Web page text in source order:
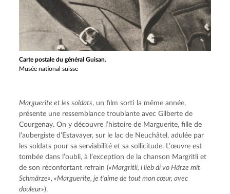
Carte postale du général Guisan.
Musée national suisse
Marguerite et les soldats, un film sorti la même année,
présente une ressemblance troublante avec Gilberte de
Courgenay. On y découvre l’histoire de Marguerite, fille de
l’aubergiste d’Estavayer, sur le lac de Neuchâtel, adulée par
les soldats pour sa serviabilité et sa sollicitude. L’œuvre est
tombée dans l’oubli, à l’exception de la chanson Margritli et
de son réconfortant refrain («Margritli, i lieb di vo Härze mit
Schmärze», «Marguerite, je t’aime de tout mon cœur, avec
douleur»).